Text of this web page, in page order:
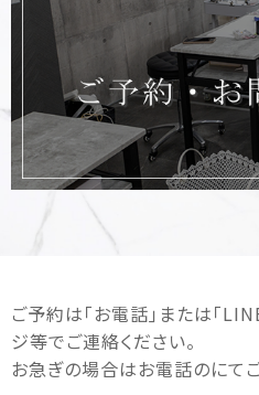
ご予約は｢お電話｣または｢
ジ等でご連絡ください。
お急ぎの場合はお電話のにて